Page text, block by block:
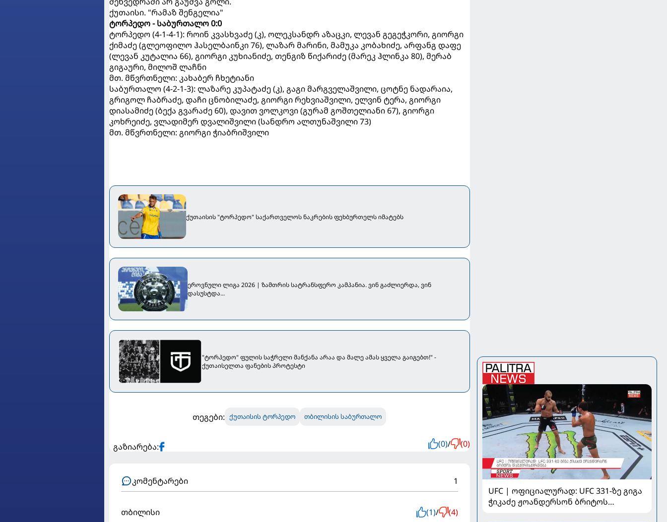
ქუთაისი. "რამაზ შენგელია"
ტორპედო - საბურთალო 0:0
ტორპედო (4-1-4-1): როინ კვასხვაძე (კ), ოლეკსანდრ აზაცკი, ლევან გეგეჭკორი, გიორგი
ქიმაძე (გლეოფილო ჰასელბაინკი 76), ლაზარ მარინი, მამუკა კობახიძე, არფანგ დაფე
(ლევან კუტალია 66), გიორგი კუხიანიძე, თენგიზ წიქარიძე (მარეკ ჰლინკა 80), მერაბ
გიგაური, მილოშ ლაჩნი
მთ. მწვრთნელი: კახაბერ ჩხეტიანი
საბურთალო (4-2-1-3): ლაზარე კუპატაძე (კ), გაგი მარგველაშვილი, ცოტნე ნადარაია,
გრიგოლ ჩაბრაძე, დაჩი ცნობილაძე, გიორგი რეხვიაშვილი, ელვინ ტერა, გიორგი
დიასამიძე (ბექა გვარაძე 60), დავით ვოლკოვი (გურამ გოშთელიანი 67), გიორგი
კოხრეიძე, ვლადიმერ დვალიშვილი (სანდრო ალთუნაშვილი 73)
მთ. მწვრთნელი: გიორგი ჭიაბრიშვილი
ქუთაისის "ტორპედო" საქართველოს ნაკრების ფეხბურთელს იმატებს
ეროვნული ლიგა 2026 | ზამთრის სატრანსფერო კამპანია. ვინ გაძლიერდა, ვინ
დასუსტდა...
"ტორპედო" ფულის საჭრელი მანქანა არაა და მალე ამას ყველა გაიგებთ!" -
ქუთაისელთა ფანების პროტესტი
თეგები: ქუთაისის ტორპედო თბილისის საბურთალო
გაზიარება: (0)/ (0)
კომენტარები 1
თბილისი (1)/ (4)
UFC | ოფიციალურად: UFC 331-ზე გიგა
ჭიკაძე ჟოანდერსონ ბრიტოს